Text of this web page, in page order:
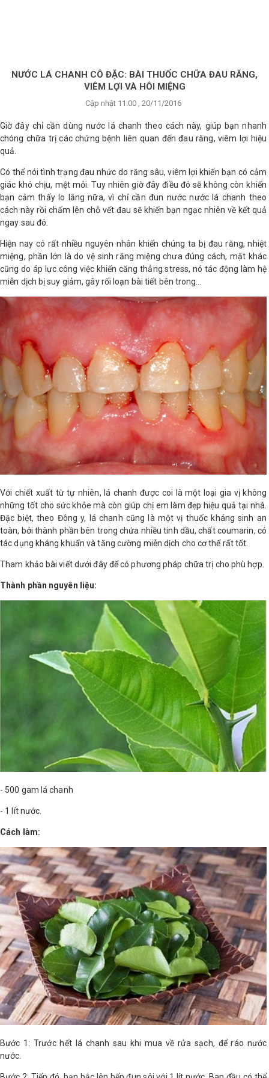
Shop All Brand A-
NƯỚC LÁ CHANH CÔ ĐẶC: BÀI THUỐC CHỮA ĐAU RĂNG,
VIÊM LỢI VÀ HÔI MIỆNG
Cập nhật 11:00 , 20/11/2016
Giờ đây chỉ cần dùng nước lá chanh theo cách này, giúp bạn nhanh
chóng chữa trị các chứng bệnh liên quan đến đau răng, viêm lợi hiệu
quả.
Có thể nói tình trạng đau nhức do răng sâu, viêm lợi khiến bạn có cảm
giác khó chịu, mệt mỏi. Tuy nhiên giờ đây điều đó sẽ không còn khiến
bạn cảm thấy lo lắng nữa, vì chỉ cần đun nước nước lá chanh theo
cách này rồi chấm lên chỗ vết đau sẽ khiến bạn ngạc nhiên về kết quả
ngay sau đó.
Hiện nay có rất nhiều nguyên nhân khiến chúng ta bị đau răng, nhiệt
miệng, phần lớn là do vệ sinh răng miệng chưa đúng cách, mặt khác
cũng do áp lực công việc khiến căng thẳng stress, nó tác động làm hệ
miễn dịch bị suy giảm, gây rối loạn bài tiết bên trong…
Với chiết xuất từ tự nhiên, lá chanh được coi là một loại gia vị không
những tốt cho sức khỏe mà còn giúp chị em làm đẹp hiệu quả tại nhà.
Đặc biệt, theo Đông y, lá chanh cũng là một vị thuốc kháng sinh an
toàn, bởi thành phần bên trong chứa nhiều tinh dầu, chất coumarin, có
tác dụng kháng khuẩn và tăng cường miễn dịch cho cơ thể rất tốt.
Tham khảo bài viết dưới đây để có phương pháp chữa trị cho phù hợp.
Thành phần nguyên liệu:
- 500 gam lá chanh
- 1 lít nước.
Cách làm:
Bước 1: Trước hết lá chanh sau khi mua về rửa sạch, để ráo nước
nước.